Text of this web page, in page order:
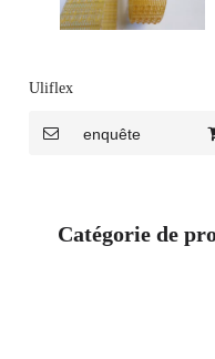
Uliflex
enquête
Catégorie de